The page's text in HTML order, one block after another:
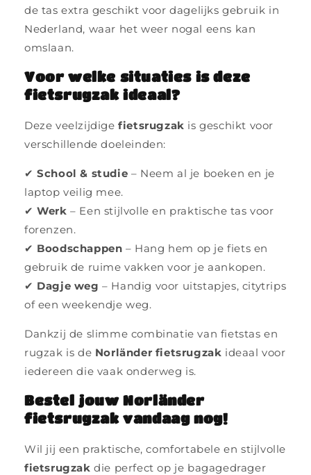
de tas extra geschikt voor dagelijks gebruik in
Nederland, waar het weer nogal eens kan
omslaan.
Voor welke situaties is deze
fietsrugzak ideaal?
Deze veelzijdigefietsrugzak is geschikt voor
verschillende doeleinden:
✔School & studie – Neem al je boeken en je
laptop veilig mee.
✔Werk – Een stijlvolle en praktische tas voor
forenzen.
✔ Boodschappen – Hang hem op je fiets en
gebruik de ruime vakken voor je aankopen.
✔ Dagje weg – Handig voor uitstapjes, citytrips
of een weekendje weg.
Dankzij de slimme combinatie van fietstas en
rugzak is de Norländer fietsrugzak ideaal voor
iedereen die vaak onderweg is.
Bestel jouw Norländer
fietsrugzak vandaag nog!
Wil jij een praktische, comfortabele en stijlvolle
fietsrugzak die perfect op je bagagedrager